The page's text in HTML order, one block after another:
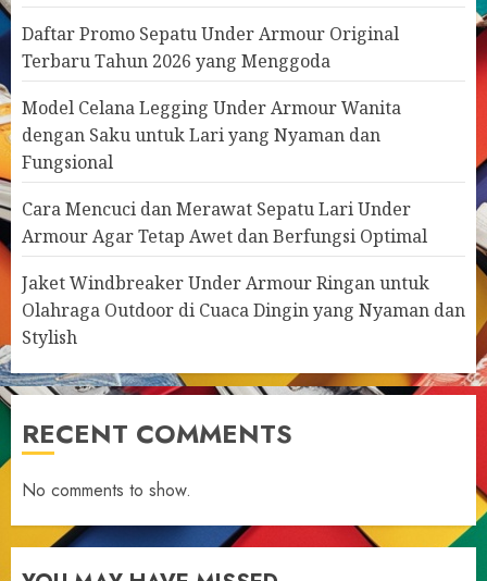
Daftar Promo Sepatu Under Armour Original
Terbaru Tahun 2026 yang Menggoda
Model Celana Legging Under Armour Wanita
dengan Saku untuk Lari yang Nyaman dan
Fungsional
Cara Mencuci dan Merawat Sepatu Lari Under
Armour Agar Tetap Awet dan Berfungsi Optimal
Jaket Windbreaker Under Armour Ringan untuk
Olahraga Outdoor di Cuaca Dingin yang Nyaman dan
Stylish
RECENT COMMENTS
No comments to show.